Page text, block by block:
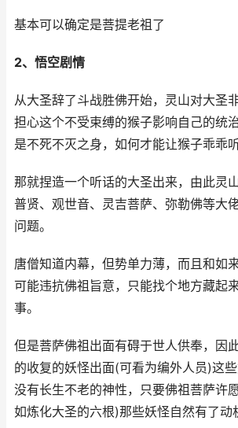
基本可以确定是菩提老祖了
2、悟空剧情
从大圣辞了斗战胜佛开始，灵山对大圣
担心这个不受束缚的猴子影响自己的统
是不死不灭之身，如何才能让猴子乖乖
那就捏造一个听话的大圣出来，由此灵
普贤、观世音、灵吉菩萨、弥勒佛等大
问题。
唐僧知道内幕，但势单力薄，而且和如
可能违抗佛祖旨意，只能找个地方藏起
事。
但是菩萨佛祖出面有碍于世人供奉，因
的收复的妖怪出面(可看为编外人员)这些
没有长生不老的神性，只要佛祖菩萨许
如炼化大圣的六根)那些妖怪自然有了动